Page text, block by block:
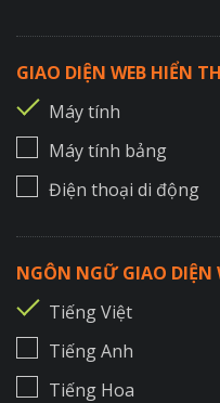
GIAO DIỆN WEB HIỂN
Máy tính
Máy tính bảng
Điện thoại di động
NGÔN NGỮ GIAO DIỆN
Tiếng Việt
Tiếng Anh
Tiếng Hoa